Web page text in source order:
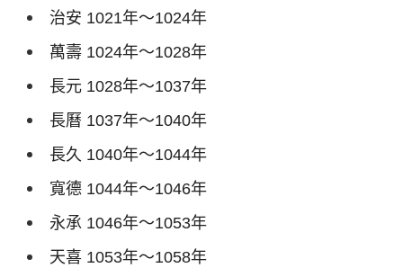
治安 1021年～1024年
萬壽 1024年～1028年
長元 1028年～1037年
長曆 1037年～1040年
長久 1040年～1044年
寬德 1044年～1046年
永承 1046年～1053年
天喜 1053年～1058年